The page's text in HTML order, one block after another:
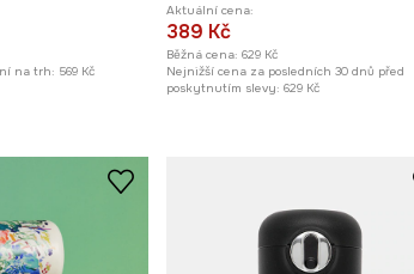
na trh: 569 Kč
Aktuální cena:
389 Kč
Běžná cena: 629 Kč
Nejnižší cena za posledních 30 dnů před
poskytnutím slevy: 629 Kč